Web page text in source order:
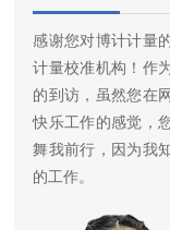
感谢您对博计计量
计量校准机构！作
的到访，虽然您在
快乐工作的感觉，
舞我前行，因为我
的工作。